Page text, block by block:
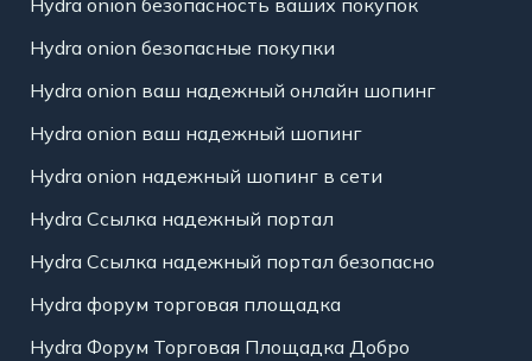
Hydra onion безопасность ваших покупок
Hydra onion безопасные покупки
Hydra onion ваш надежный онлайн шопинг
Hydra onion ваш надежный шопинг
Hydra onion надежный шопинг в сети
Hydra Ссылка надежный портал
Hydra Ссылка надежный портал безопасно
Hydra форум торговая площадка
Hydra Форум Торговая Площадка Добро